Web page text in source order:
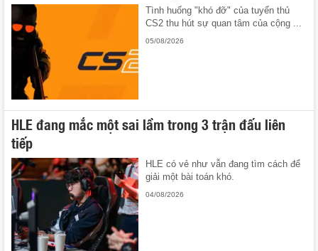
Tình huống "khó đỡ" của tuyển thủ
CS2 thu hút sự quan tâm của cộng ...
05/08/2026
HLE đang mắc một sai lầm trong 3 trận đấu liên
tiếp
HLE có vẻ như vẫn đang tìm cách để
giải một bài toán khó.
04/08/2026